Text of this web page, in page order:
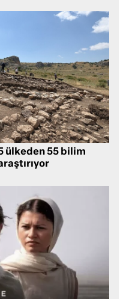
ülkeden 55 bilim